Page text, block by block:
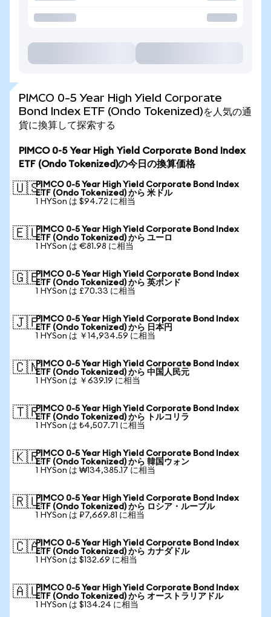
PIMCO 0-5 Year High Yield Corporate
Bond Index ETF (Ondo Tokenized)を人気の通
貨に換算して探索する
PIMCO 0-5 Year High Yield Corporate Bond Index
ETF (Ondo Tokenized)の今日の換算価格
🇺🇸PIMCO 0-5 Year High Yield Corporate Bond Index
ETF (Ondo Tokenized) から 米ドル
1 HYSon は $94.72 に相当
🇪🇺PIMCO 0-5 Year High Yield Corporate Bond Index
ETF (Ondo Tokenized) から ユーロ
1 HYSon は €81.98 に相当
🇬🇧PIMCO 0-5 Year High Yield Corporate Bond Index
ETF (Ondo Tokenized) から 英ポンド
1 HYSon は £70.33 に相当
🇯🇵PIMCO 0-5 Year High Yield Corporate Bond Index
ETF (Ondo Tokenized) から 日本円
1 HYSon は ￥14,934.59 に相当
🇨🇳PIMCO 0-5 Year High Yield Corporate Bond Index
ETF (Ondo Tokenized) から 中国人民元
1 HYSon は ￥639.19 に相当
🇹🇷PIMCO 0-5 Year High Yield Corporate Bond Index
ETF (Ondo Tokenized) から トルコリラ
1 HYSon は ₺4,507.71 に相当
🇰🇷PIMCO 0-5 Year High Yield Corporate Bond Index
ETF (Ondo Tokenized) から 韓国ウォン
1 HYSon は ₩134,385.17 に相当
🇷🇺PIMCO 0-5 Year High Yield Corporate Bond Index
ETF (Ondo Tokenized) から ロシア・ルーブル
1 HYSon は ₽7,669.81 に相当
🇨🇦PIMCO 0-5 Year High Yield Corporate Bond Index
ETF (Ondo Tokenized) から カナダドル
1 HYSon は $132.69 に相当
🇦🇺PIMCO 0-5 Year High Yield Corporate Bond Index
ETF (Ondo Tokenized) から オーストラリアドル
1 HYSon は $134.24 に相当